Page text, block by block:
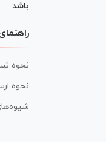
باشد
نحوه
نحوه